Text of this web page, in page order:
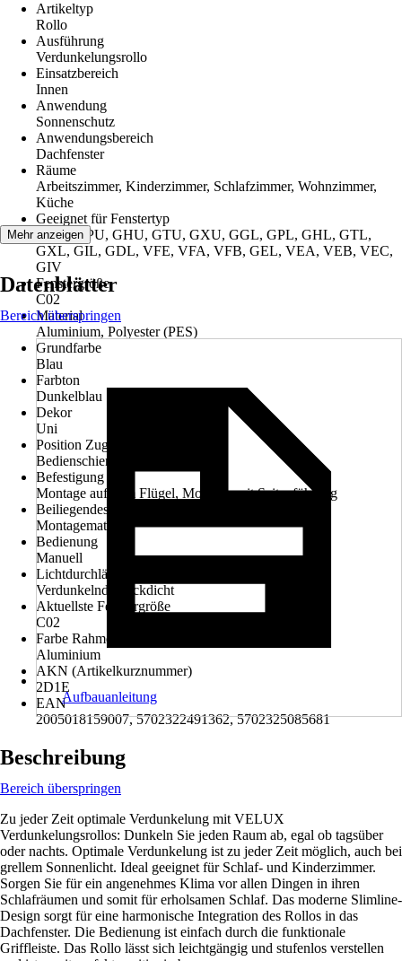
Artikeltyp
Rollo
Ausführung
Verdunkelungsrollo
Einsatzbereich
Innen
Anwendung
Sonnenschutz
Anwendungsbereich
Dachfenster
Räume
Arbeitszimmer, Kinderzimmer, Schlafzimmer, Wohnzimmer,
Küche
Geeignet für Fenstertyp
GGU, GPU, GHU, GTU, GXU, GGL, GPL, GHL, GTL,
GXL, GIL, GDL, VFE, VFA, VFB, GEL, VEA, VEB, VEC,
GIV
Fenstergröße
C02
Material
Aluminium, Polyester (PES)
Grundfarbe
Blau
Farbton
Dunkelblau
Dekor
Uni
Position Zugvorrichtung
Bedienschiene
Befestigung
Montage auf dem Flügel, Montage mit Seitenführung
Beiliegendes Zubehör
Montagematerial
Bedienung
Manuell
Lichtdurchlässigkeit
Verdunkelnd, Blickdicht
Aktuellste Fenstergröße
C02
Farbe Rahmen
Aluminium
AKN (Artikelkurznummer)
2D1E
EAN
2005018159007, 5702322491362, 5702325085681
Mehr anzeigen
Datenblätter
Bereich überspringen
Aufbauanleitung
Beschreibung
Bereich überspringen
Zu jeder Zeit optimale Verdunkelung mit VELUX
Verdunkelungsrollos: Dunkeln Sie jeden Raum ab, egal ob tagsüber
oder nachts. Optimale Verdunkelung ist zu jeder Zeit möglich, auch bei
grellem Sonnenlicht. Ideal geeignet für Schlaf- und Kinderzimmer.
Sorgen Sie für ein angenehmes Klima vor allen Dingen in ihren
Schlafräumen und somit für erholsamen Schlaf. Das moderne Slimline-
Design sorgt für eine harmonische Integration des Rollos in das
Dachfenster. Die Bedienung ist einfach durch die funktionale
Griffleiste. Das Rollo lässt sich leichtgängig und stufenlos verstellen